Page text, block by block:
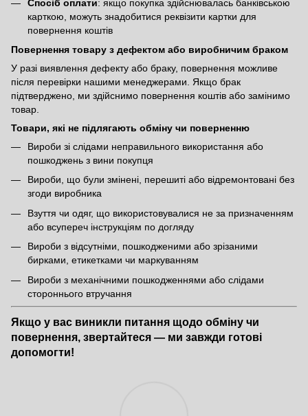
Спосіб оплати: якщо покупка здійснювалась банківською
карткою, можуть знадобитися реквізити картки для
повернення коштів
Повернення товару з дефектом або виробничим браком
У разі виявлення дефекту або браку, повернення можливе
після перевірки нашими менеджерами. Якщо брак
підтверджено, ми здійснимо повернення коштів або замінимо
товар.
Товари, які не підлягають обміну чи поверненню
Вироби зі слідами неправильного використання або
пошкоджень з вини покупця
Вироби, що були змінені, перешиті або відремонтовані без
згоди виробника
Взуття чи одяг, що використовувалися не за призначенням
або всупереч інструкціям по догляду
Вироби з відсутніми, пошкодженими або зрізаними
бирками, етикетками чи маркуванням
Вироби з механічними пошкодженнями або слідами
стороннього втручання
Якщо у вас виникли питання щодо обміну чи
повернення, звертайтеся — ми завжди готові
допомогти!